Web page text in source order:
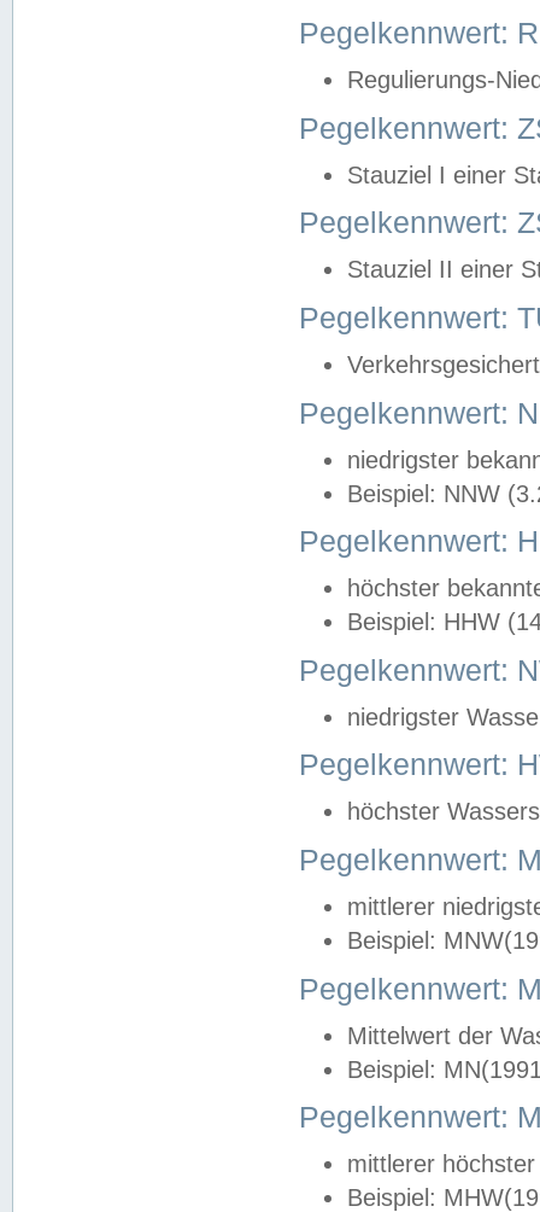
Pegelkennwert:
Regulierungs-
Pegelkennwert:
Stauziel I einer
Pegelkennwert:
Stauziel II einer
Pegelkennwert:
Pegelkennwert:
niedrigster
Beispiel: NNW
Pegelkennwert:
höchster
Beispiel: HHW
Pegelkennwert:
niedrigster
Pegelkennwert:
höchster
Pegelkennwert:
mittlerer
Beispiel:
Pegelkennwert:
Mittelwert der
Beispiel:
Pegelkennwert:
mittlerer
Beispiel: